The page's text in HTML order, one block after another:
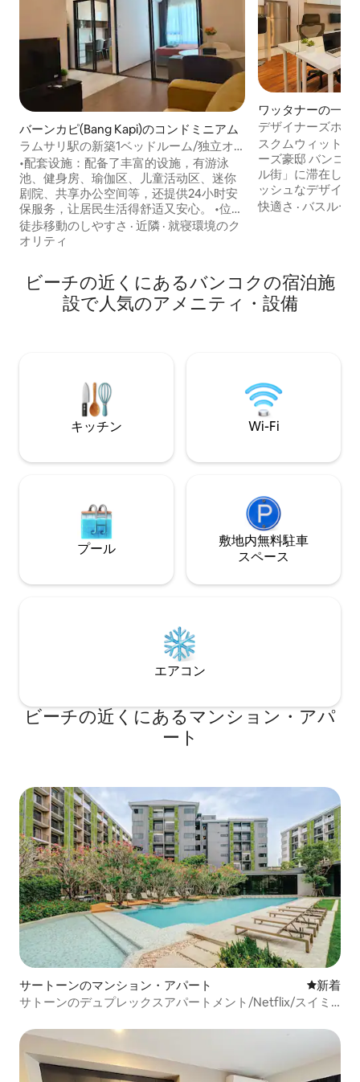
バーンカピ(Bang Kapi)のコンドミニアム
ラムサリ駅の新築1ベッドルーム/独立オ
フィス/無料高速Wi-Fiフィットネスプール
B37B
•配套设施：配备了丰富的设施，有游泳
池、健身房、瑜伽区、儿童活动区、迷你
剧院、共享办公空间等，还提供24小时安
保服务，让居民生活得舒适又安心。 •位置
优越：位于蓝康恒路，靠近Lam Sali交汇处
换乘站，距离橙色线Lam Sali站180米，黄
构，以及TheMall Bangkapi等购物中心，
生活氛围浓厚。 The Livin
Ramkhamhaeng的目标租客群体主要是学
适的生活，轻松实现工作的平衡
徒歩移動のしやすさ · 近隣 · 就寝環境のク
オリティ
ワッタナーの一軒
デザイナーズホー
ト｜プール%ジム
スクムウィットの
ーズ豪邸 バンコクの活気あふれる「ホテ
ル街」に滞在しま
ッシュなデザイナ
けさとともに街の
無休のサポート：
ラインでお客様
す。 バンコクの中心部でプレミアムなラ
快適さ ·バスルー
ビーチの近くにあるバンコクの宿泊施
設で人気のアメニティ・設備
キッチン Wi-Fi
プール
敷地内無料駐⁠車
ス⁠ペ⁠ー⁠ス
エアコン
ビーチの近くにあるマンション・アパ
ート
サートーンのマンション・アパート 新しい宿
新着
サトーンのデュプレックスアパートメント/Netflix/スイミ